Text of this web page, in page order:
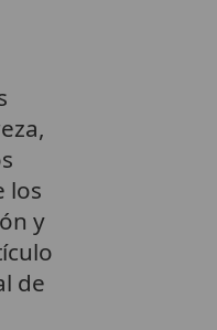
los
y
de